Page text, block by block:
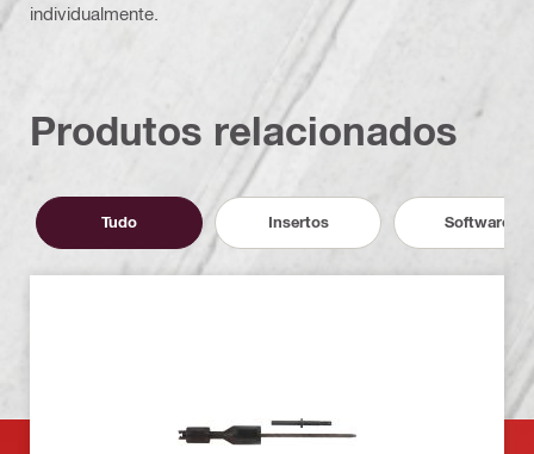
individualmente.
Produtos relacionados
Tudo Insertos Software